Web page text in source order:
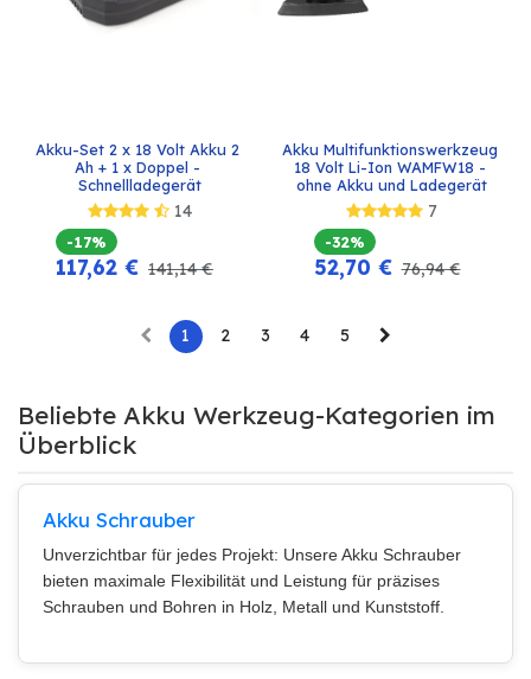
Akku-Set 2 x 18 Volt Akku 2
Ah + 1 x Doppel -
Schnellladegerät
14
-17%
117,62 € 141,14€
Akku Multifunktionswerkzeug
18 Volt Li-Ion WAMFW18 -
ohne Akku und Ladegerät
7
-32%
52,70 € 76,94€
1 2 3 4 5
Beliebte Akku Werkzeug-Kategorien im
Überblick
Akku Schrauber
Unverzichtbar für jedes Projekt: Unsere Akku Schrauber
bieten maximale Flexibilität und Leistung für präzises
Schrauben und Bohren in Holz, Metall und Kunststoff.